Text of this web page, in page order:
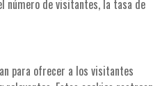
número de visitantes, la tasa de
para ofrecer a los visitantes